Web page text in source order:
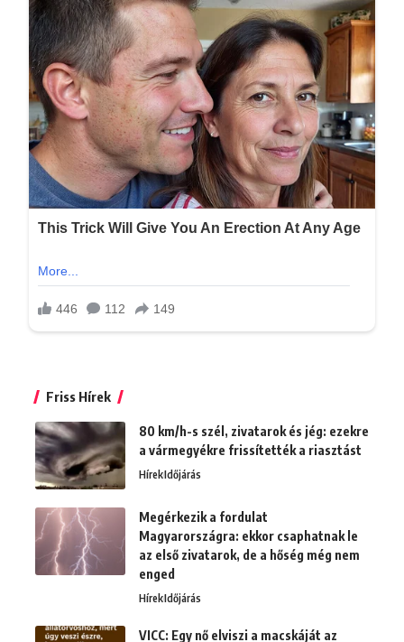
Friss Hírek
80 km/h-s szél, zivatarok és jég: ezekre
a vármegyékre frissítették a riasztást
HírekIdőjárás
Megérkezik a fordulat
Magyarországra: ekkor csaphatnak le
az első zivatarok, de a hőség még nem
enged
HírekIdőjárás
VICC: Egy nő elviszi a macskáját az